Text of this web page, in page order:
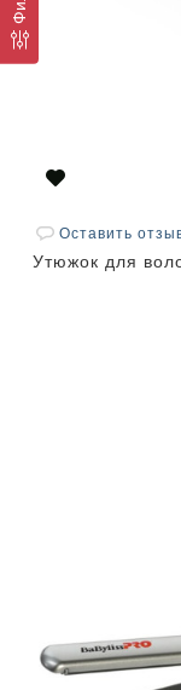
Оставить
Утюжок для